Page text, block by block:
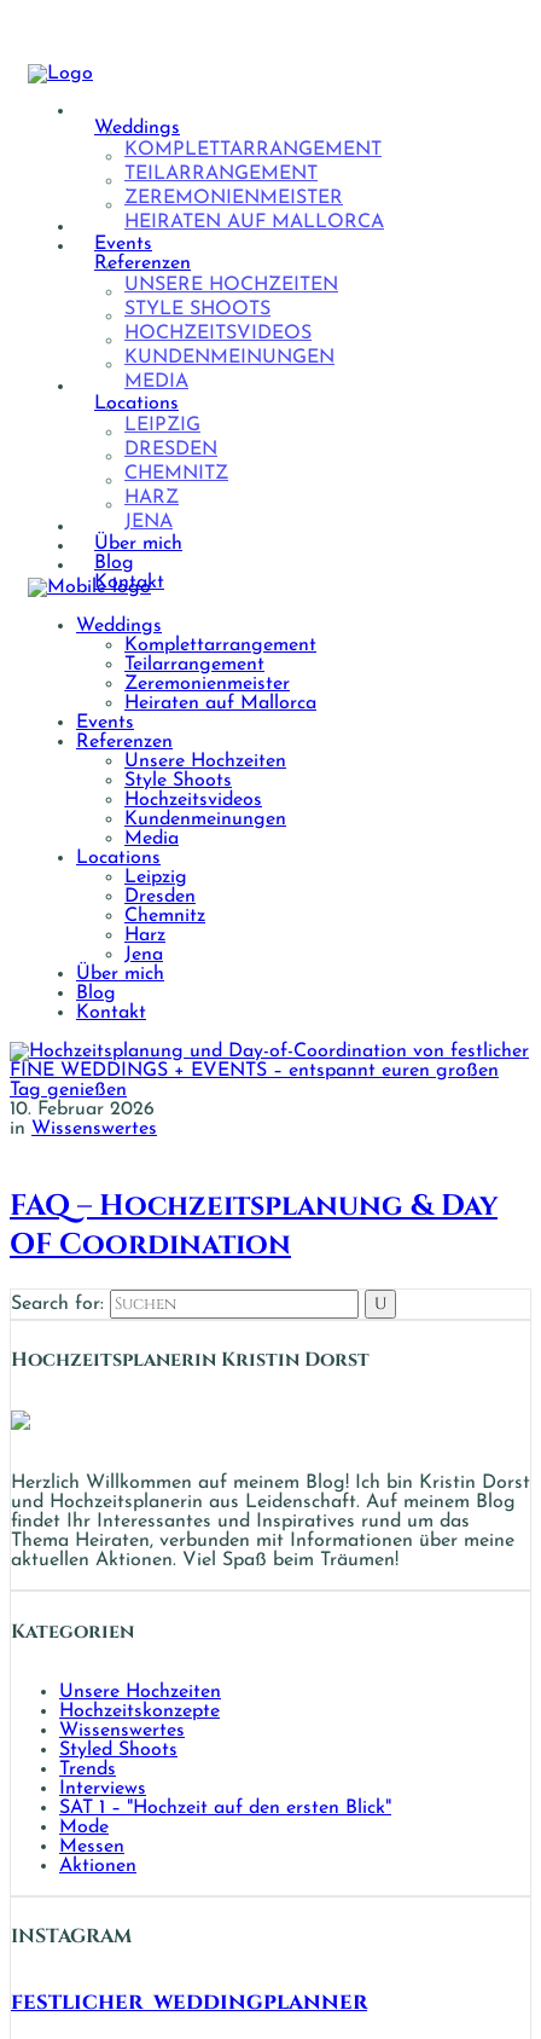
Weddings
KOMPLETTARRANGEMENT
TEILARRANGEMENT
ZEREMONIENMEISTER
HEIRATEN AUF MALLORCA
Events
Referenzen
UNSERE HOCHZEITEN
STYLE SHOOTS
HOCHZEITSVIDEOS
KUNDENMEINUNGEN
MEDIA
Locations
LEIPZIG
DRESDEN
CHEMNITZ
HARZ
JENA
Über mich
Blog
Kontakt
Weddings
Komplettarrangement
Teilarrangement
Zeremonienmeister
Heiraten auf Mallorca
Events
Referenzen
Unsere Hochzeiten
Style Shoots
Hochzeitsvideos
Kundenmeinungen
Media
Locations
Leipzig
Dresden
Chemnitz
Harz
Jena
Über mich
Blog
Kontakt
10. Februar 2026
in Wissenswertes
FAQ – Hochzeitsplanung & Day
OF Coordination
Search for:
Hochzeits­planerin Kristin Dorst
Herzlich Willkommen auf meinem Blog! Ich bin Kristin Dorst
und Hochzeitsplanerin aus Leidenschaft. Auf meinem Blog
findet Ihr Interessantes und Inspiratives rund um das
Thema Heiraten, verbunden mit Informationen über meine
aktuellen Aktionen. Viel Spaß beim Träumen!
Kategorien
Unsere Hochzeiten
Hochzeitskonzepte
Wissenswertes
Styled Shoots
Trends
Interviews
SAT 1 – "Hochzeit auf den ersten Blick"
Mode
Messen
Aktionen
INSTAGRAM
festlicher_weddingplanner